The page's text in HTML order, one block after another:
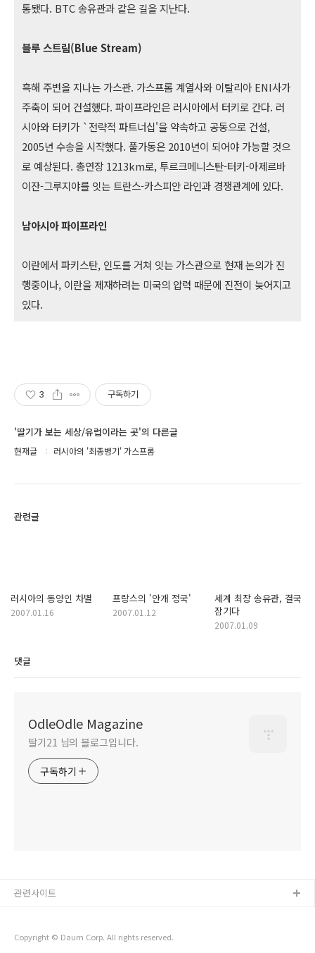
통됐다. BTC 송유관과 같은 길을 지난다.
블루 스트림(Blue Stream)
흑해 주변을 지나는 가스관. 가스프롬 계열사와 이탈리아 ENI사가
주축이 되어 건설했다. 파이프라인은 러시아에서 터키로 간다. 러
시아와 터키가 `전략적 파트너십'을 약속하고 공동으로 건설,
2005년 수송을 시작했다. 풀가동은 2010년이 되어야 가능할 것으
로 예상된다. 총연장 1213km로, 투르크메니스탄-터키-아제르바
이잔-그루지야를 잇는 트란스-카스피안 라인과 경쟁관계에 있다.
남아시아 파이프라인
이란에서 파키스탄, 인도를 거쳐 잇는 가스관으로 현재 논의가 진
행중이나, 이란을 제재하려는 미국의 압력 때문에 진전이 늦어지고
있다.
3 구독하기
'딸기가 보는 세상/유럽이라는 곳'의 다른글
현재글 러시아의 '최종병기' 가스프롬
관련글
러시아의 동양인 차별
2007.01.16
프랑스의 '안개 정국'
2007.01.12
세계 최장 송유관, 결국
잠기다
2007.01.09
댓글
OdleOdle Magazine
딸기21 님의 블로그입니다.
구독하기
Copyright © Daum Corp. All rights reserved.
관련사이트